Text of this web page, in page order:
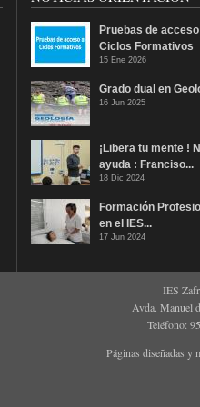
Pruebas de
Ciclos Formativos
15 Ene 2026
Grado dual en
16 Jun 2025
¡Libera tu mente !
ayuda : Franciso...
18 Dic 2024
Formación
en el IES...
17 Jun 2024
IES
Avda. Manuel
Teléfono:
Páginas diseñadas y